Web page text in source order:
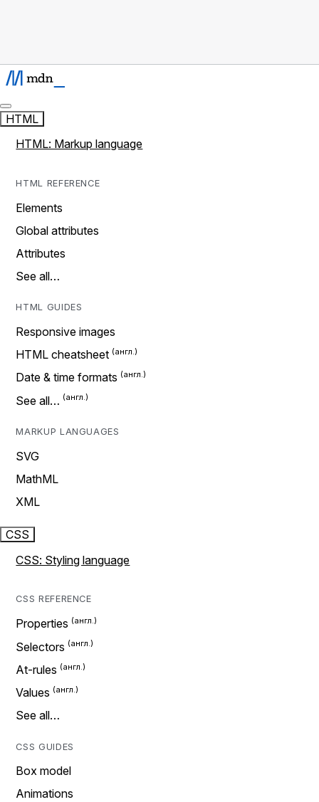
HTML
HTML: Markup language
HTML REFERENCE
Elements
Global attributes
Attributes
See all…
HTML GUIDES
Responsive images
HTML cheatsheet
Date & time formats
See all…
MARKUP LANGUAGES
SVG
MathML
XML
CSS
CSS: Styling language
CSS REFERENCE
Properties
Selectors
At-rules
Values
See all…
CSS GUIDES
Box model
Animations